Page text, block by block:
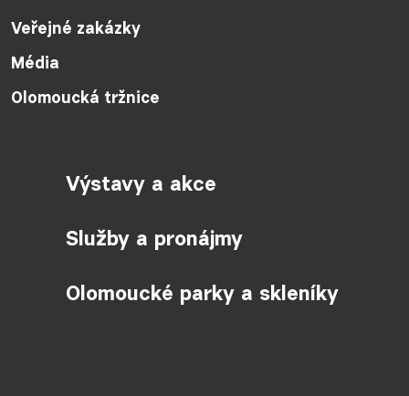
Veřejné zakázky
Média
Olomoucká tržnice
Výstavy a akce
Služby a pronájmy
Olomoucké parky a skleníky